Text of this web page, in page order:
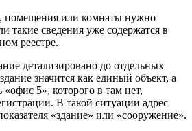
помещения или комнаты нужно
такие сведения уже содержатся в
реестре.
детализировано до отдельных
значится как единый объект, а
«офис 5», которого в там нет,
В такой ситуации адрес
«здание» или «сооружение».